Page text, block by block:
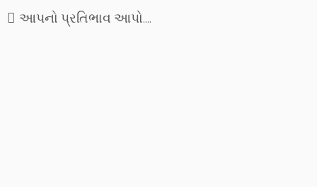
એ માટે અહીં પ્રસ્તુત કરી…
આપનો પ્રતિભાવ આપો....